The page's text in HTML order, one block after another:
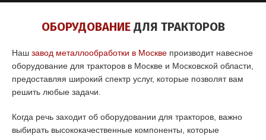
ОБОРУДОВАНИЕДЛЯ ТРАКТОРОВ
Наш завод металлообработки в Москве производит навесное
оборудование для тракторов в Москве и Московской области,
предоставляя широкий спектр услуг, которые позволят вам
решить любые задачи.
Когда речь заходит об оборудовании для тракторов, важно
выбирать высококачественные компоненты, которые